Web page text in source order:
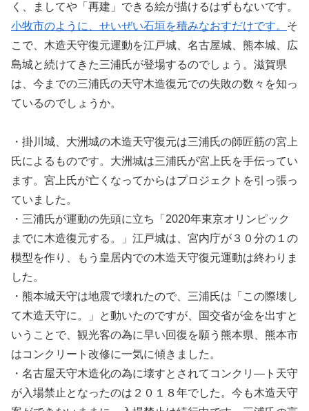
く、ましてや「再建」できる絵が描けるはずもないです。
小牧市のように、せいぜい石垣を積みなおすだけです。 そ
こで、木造天守復元運動を江戸城、名古屋城、熊本城、広
島城と続けてきた三浦氏が登場するのでしょう。滋賀県
は、今までの三浦氏の天守木造復元での失敗の数々を知っ
ているのでしょうか。
・掛川城、大洲城の木造天守復元は三浦氏の師匠筋の宮上
氏によるものです。大洲城は三浦氏が宮上氏を手伝ってい
ます。宮上氏が亡くなってからはプロジェクトを引っ張っ
ていました。
・三浦氏が運動の先頭に立ち「2020年東京オリンピック
までに木造復元する。」江戸城は、宮内庁が３０分の１の
模型を作り、もう皇居内での木造天守復元運動は終わりま
した。
・熊本城天守は地震で壊れたので、三浦氏は「この際壊し
て木造天守に。」と動いたのですが、国交省が金を出すと
いうことで、観光客の為に早い回復を願う熊本県、熊本市
はコンクリート改修に一気に傾きました。
・名古屋天守木造化の為に壊すとされてコンクリ―ト天守
が入場禁止となったのは２０１８年でした。今も木造天守